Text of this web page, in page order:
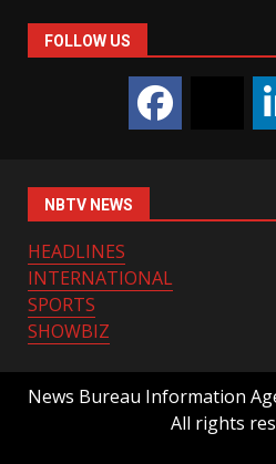
FOLLOW US
NBTV NEWS
HEADLINES
INTERNATIONAL
SPORTS
SHOWBIZ
News Bureau Information
All rights